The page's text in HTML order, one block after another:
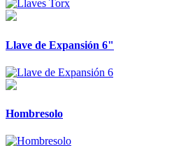
Llave de Expansión 6"
Hombresolo